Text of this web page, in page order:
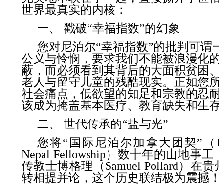
世界最真实的内核：
一、 戳破“幸福指数”的幻象
您对尼泊尔“幸福指数”的批判可谓
公义与怜悯，要求我们不能被浪漫化
蔽，而必须看到其背后的大面积贫困
老人与留守儿童的残酷现实。正如您
社会痛点，低欲望的知足和宗教的忍
该成为掩盖基本医疗、教育缺失和生
二、 世代传承的“盐与光”
您将“国际尼泊尔加拿大团契”（
Nepal Fellowship）数十年的山地事
传教士博格理（Samuel Pollard）在
转相提并论，这个历史联结极为震撼